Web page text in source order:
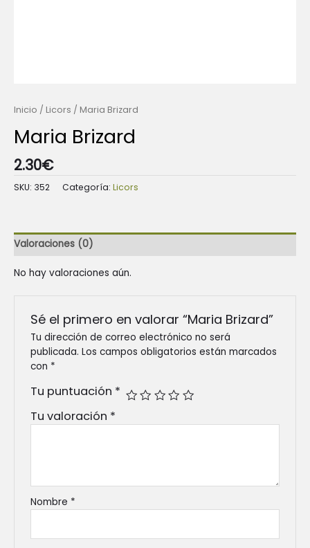
Inicio / Licors / Maria Brizard
Maria Brizard
2.30€
SKU: 352 Categoría: Licors
Valoraciones (0)
No hay valoraciones aún.
Sé el primero en valorar “Maria Brizard”
Tu dirección de correo electrónico no será
publicada. Los campos obligatorios están marcados
con *
Tu puntuación *
Tu valoración *
Nombre *